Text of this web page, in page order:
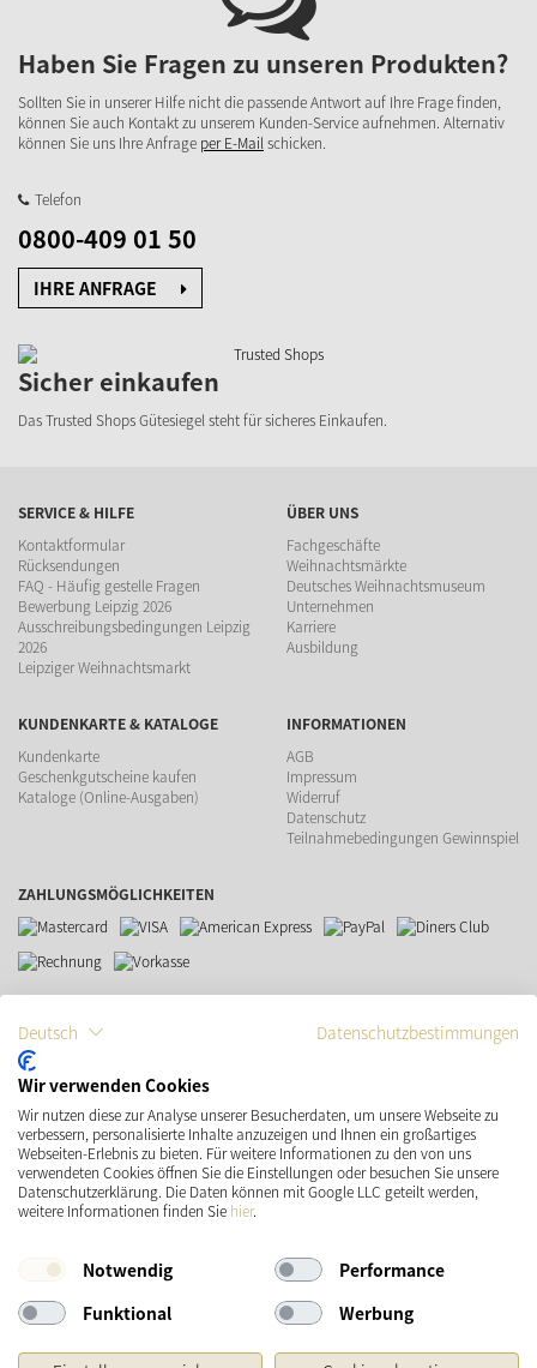
Haben Sie Fragen zu unseren Produkten?
Sollten Sie in unserer Hilfe nicht die passende Antwort auf Ihre Frage finden,
können Sie auch Kontakt zu unserem Kunden-Service aufnehmen. Alternativ
können Sie uns Ihre Anfrage per E-Mailschicken.
Telefon
0800-409 01 50
IHRE ANFRAGE
Sicher einkaufen
Das Trusted Shops Gütesiegel steht für sicheres Einkaufen.
SERVICE & HILFE
Kontaktformular
Rücksendungen
FAQ - Häufig gestelle Fragen
Bewerbung Leipzig 2026
Ausschreibungsbedingungen Leipzig
2026
Leipziger Weihnachtsmarkt
ÜBER UNS
Fachgeschäfte
Weihnachtsmärkte
Deutsches Weihnachtsmuseum
Unternehmen
Karriere
Ausbildung
KUNDENKARTE & KATALOGE
Kundenkarte
Geschenkgutscheine kaufen
Kataloge (Online-Ausgaben)
INFORMATIONEN
AGB
Impressum
Widerruf
Datenschutz
Teilnahmebedingungen Gewinnspiel
ZAHLUNGSMÖGLICHKEITEN
VERSAND SOCIAL MEDIA
Ursprünglicher Preis des Händlers, Unverbindliche Preisempfehlung des Herstellers
Copyright © 2026 Käthe Wohlfahrt KG
Deutsch Datenschutzbestimmungen
Wir verwenden Cookies
Wir nutzen diese zur Analyse unserer Besucherdaten, um unsere Webseite zu
verbessern, personalisierte Inhalte anzuzeigen und Ihnen ein großartiges
Webseiten-Erlebnis zu bieten. Für weitere Informationen zu den von uns
verwendeten Cookies öffnen Sie die Einstellungen oder besuchen Sie unsere
Datenschutzerklärung. Die Daten können mit Google LLC geteilt werden,
weitere Informationen finden Sie hier.
Notwendig
Performance
Funktional
Werbung